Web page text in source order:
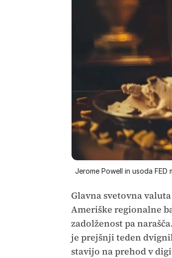
Jerome Powell in usoda FED
Glavna svetovna
Ameriške regionalne
zadolženost pa
je prejšnji teden
stavijo na prehod v